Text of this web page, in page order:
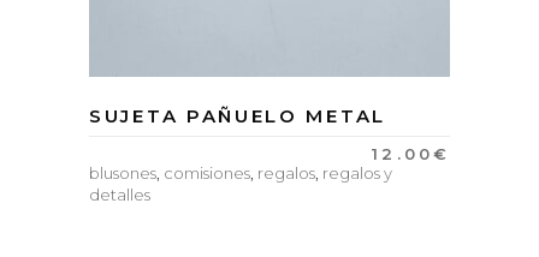
SUJETA PAÑUELO METAL
12.00€
blusones, comisiones, regalos, regalos y
detalles